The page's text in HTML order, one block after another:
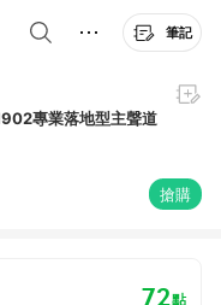
筆記
專業落地型主聲道
搶購
72點